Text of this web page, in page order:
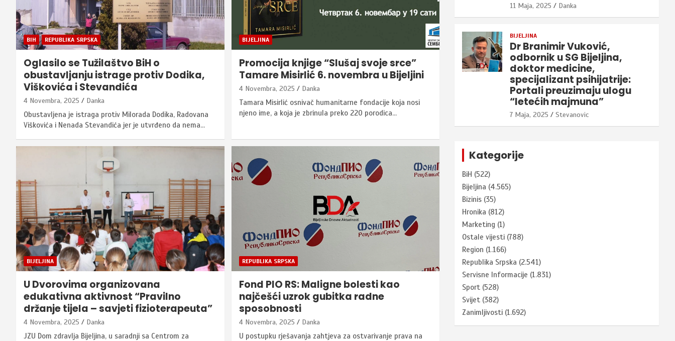
BIH REPUBLIKA SRPSKA
Oglasilo se Tužilaštvo BiH o
obustavljanju istrage protiv Dodika,
Viškovića i Stevandića
4 Novembra, 2025 Danka
Obustavljena je istraga protiv Milorada Dodika, Radovana
Viškovića i Nenada Stevandića jer je utvrđeno da nema…
BIJELJINA
Promocija knjige “Slušaj svoje srce”
Tamare Misirlić 6. novembra u Bijeljini
4 Novembra, 2025 Danka
Tamara Misirlić osnivač humanitarne fondacije koja nosi
njeno ime, a koja je zbrinula preko 220 porodica…
BIJELJINA
U Dvorovima organizovana
edukativna aktivnost “Pravilno
držanje tijela – savjeti fizioterapeuta”
4 Novembra, 2025 Danka
JZU Dom zdravlja Bijeljina, u saradnji sa Centrom za
REPUBLIKA SRPSKA
Fond PIO RS: Maligne bolesti kao
najčešći uzrok gubitka radne
sposobnosti
4 Novembra, 2025 Danka
U postupku rješavanja zahtjeva za ostvarivanje prava na
11 Maja, 2025 Danka
BIJELJINA
Dr Branimir Vuković,
odbornik u SG Bijeljina,
doktor medicine,
specijalizant psihijatrije:
Portali preuzimaju ulogu
“letećih majmuna”
7 Maja, 2025 Stevanovic
Kategorije
BiH (522)
Bijeljina (4.565)
Bizinis (35)
Hronika (812)
Marketing (1)
Ostale vijesti (788)
Region (1.166)
Republika Srpska (2.541)
Servisne Informacije (1.831)
Sport (528)
Svijet (382)
Zanimljivosti (1.692)